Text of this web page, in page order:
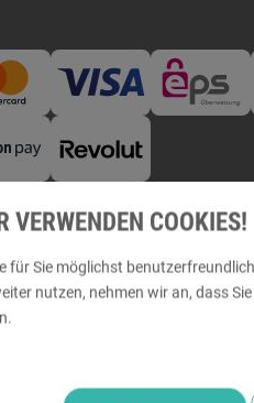
VERWENDEN COOKIES!
für Sie möglichst
nutzen, nehmen wir an, dass